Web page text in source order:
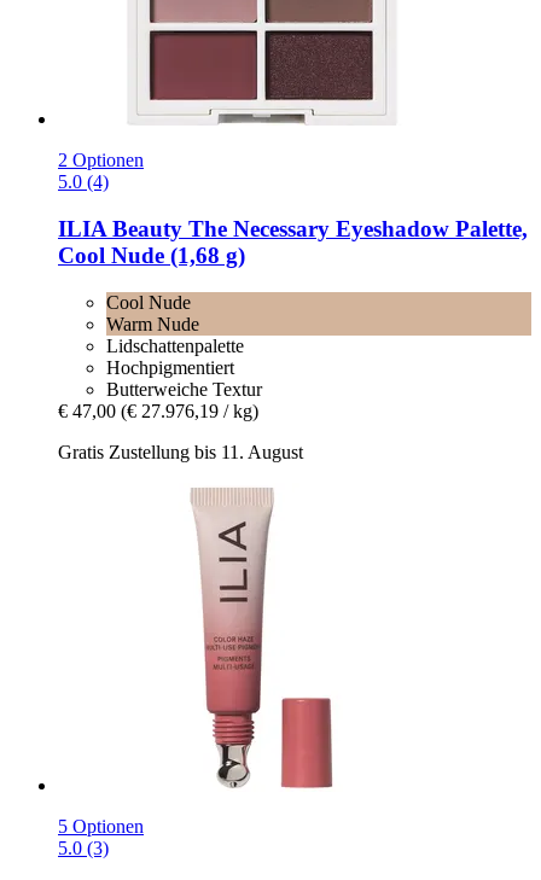
2 Optionen
5.0 (4)
ILIA Beauty The Necessary Eyeshadow Palette,
Cool Nude (1,68 g)
Cool Nude
Warm Nude
Lidschattenpalette
Hochpigmentiert
Butterweiche Textur
€ 47,00 (€ 27.976,19 / kg)
Gratis Zustellung bis 11. August
5 Optionen
5.0 (3)